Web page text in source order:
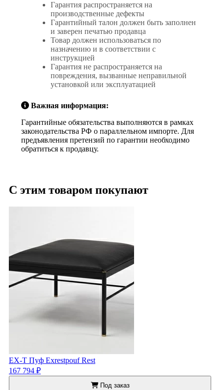
Гарантия распространяется на
производственные дефекты
Гарантийный талон должен быть заполнен
и заверен печатью продавца
Товар должен использоваться по
назначению и в соответствии с
инструкцией
Гарантия не распространяется на
повреждения, вызванные неправильной
установкой или эксплуатацией
Важная информация:
Гарантийные обязательства выполняются в рамках
законодательства РФ о параллельном импорте. Для
предъявления претензий по гарантии необходимо
обратиться к продавцу.
С этим товаром покупают
EX-T Пуф Exrestpouf Rest
167 794 ₽
Под заказ